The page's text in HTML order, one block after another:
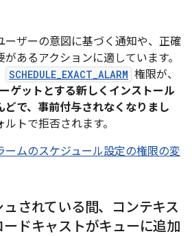
ーザーの意図に基づく通知や、正確
あるアクションに適しています。
SCHEDULE_EXACT_ALARM 権限が、
ゲットとする新しくインストール
どで、事前付与されなくなりまし
トで拒否されます。
ームのスケジュール設定の権限の変
されている間、コンテキス
ードキャストがキューに追加